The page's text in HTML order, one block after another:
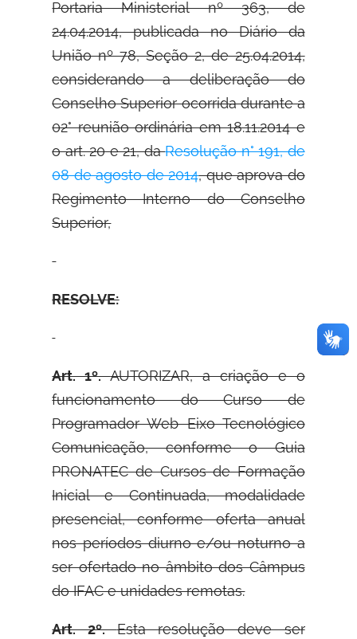
Portaria Ministerial nº 363, de
24.04.2014, publicada no Diário da
União nº 78, Seção 2, de 25.04.2014,
considerando a deliberação do
Conselho Superior ocorrida durante a
02° reunião ordinária em 18.11.2014 e
o art. 20 e 21, daResolução n° 191, de
08 de agosto de 2014, que aprova do
Regimento Interno do Conselho
Superior,
RESOLVE:
Art. 1º.AUTORIZAR, a criação e o
funcionamento do Curso de
Programador Web Eixo Tecnológico
Comunicação, conforme o Guia
PRONATEC de Cursos de Formação
Inicial e Continuada, modalidade
presencial, conforme oferta anual
nos períodos diurno e/ou noturno a
ser ofertado no âmbito dos Câmpus
do IFAC e unidades remotas.
Art. 2º.Esta resolução deve ser